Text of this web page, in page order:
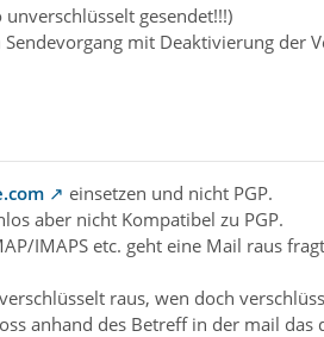
gesendet!!!)
mit Deaktivierung der
einsetzen und nicht PGP.
aber nicht Kompatibel zu PGP.
IMAPS etc. geht eine Mail raus
raus, wen doch
anhand des Betreff in der mail das